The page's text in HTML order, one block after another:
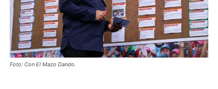
Foto: Con El Mazo Dando.